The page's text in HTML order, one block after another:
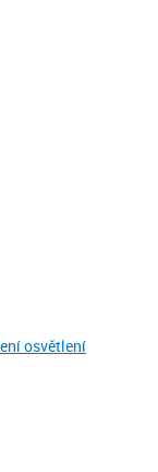
osvětlení